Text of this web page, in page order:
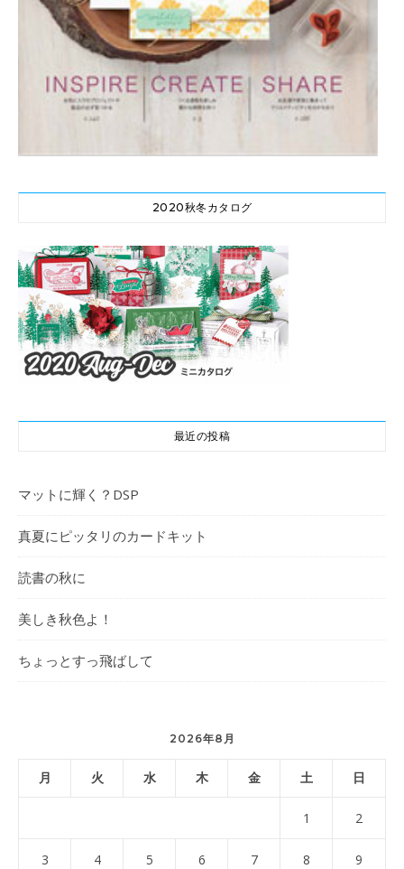
2020秋冬カタログ
最近の投稿
マットに輝く？DSP
真夏にピッタリのカードキット
読書の秋に
美しき秋色よ！
ちょっとすっ飛ばして
2026年8月
月 火 水 木 金 土 日
1 2
3 4 5 6 7 8 9